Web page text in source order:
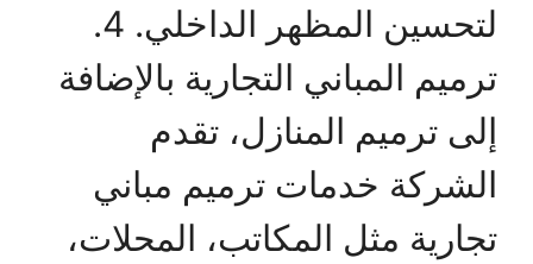
لتحسين المظهر الداخلي. 4.
ترميم المباني التجارية بالإضافة
إلى ترميم المنازل، تقدم
الشركة خدمات ترميم مباني
تجارية مثل المكاتب، المحلات،